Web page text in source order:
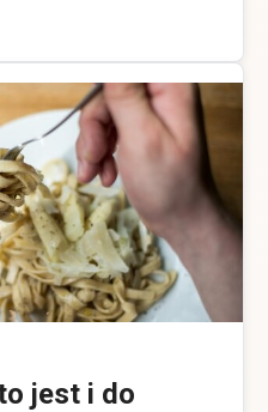
jest i do